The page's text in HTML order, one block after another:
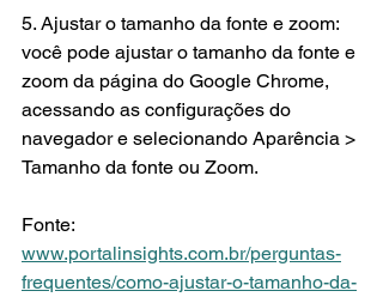
5. Ajustar o tamanho da fonte e zoom:
você pode ajustar o tamanho da fonte e
zoom da página do Google Chrome,
acessando as configurações do
navegador e selecionando Aparência >
Tamanho da fonte ou Zoom.
Fonte:
www.portalinsights.com.br/perguntas-
frequentes/como-ajustar-o-tamanho-da-